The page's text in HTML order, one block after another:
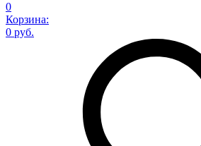
0
Корзина:
0 руб.